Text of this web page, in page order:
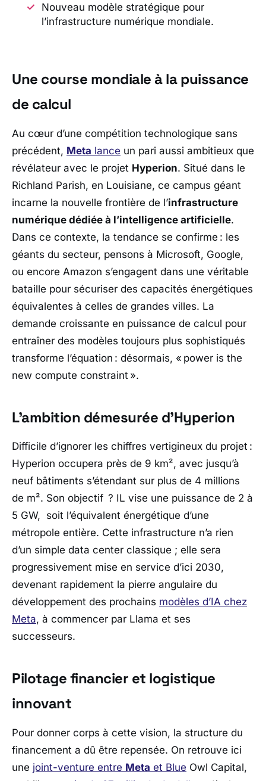
Nouveau modèle stratégique pour
l’infrastructure numérique mondiale.
Une course mondiale à la puissance
de calcul
Au cœur d’une compétition technologique sans
précédent, Meta lance un pari aussi ambitieux que
révélateur avec le projet Hyperion. Situé dans le
Richland Parish, en Louisiane, ce campus géant
incarne la nouvelle frontière de l’infrastructure
numérique dédiée à l’intelligence artificielle.
Dans ce contexte, la tendance se confirme : les
géants du secteur, pensons à Microsoft, Google,
ou encore Amazon s’engagent dans une véritable
bataille pour sécuriser des capacités énergétiques
équivalentes à celles de grandes villes. La
demande croissante en puissance de calcul pour
entraîner des modèles toujours plus sophistiqués
transforme l’équation : désormais, « power is the
new compute constraint ».
L’ambition démesurée d’Hyperion
Difficile d’ignorer les chiffres vertigineux du projet :
Hyperion occupera près de 9 km², avec jusqu’à
neuf bâtiments s’étendant sur plus de 4 millions
de m². Son objectif ? IL vise une puissance de 2 à
5 GW, soit l’équivalent énergétique d’une
métropole entière. Cette infrastructure n’a rien
d’un simple data center classique ; elle sera
progressivement mise en service d’ici 2030,
devenant rapidement la pierre angulaire du
développement des prochains modèles d’IA chez
Meta, à commencer par Llama et ses
successeurs.
Pilotage financier et logistique
innovant
Pour donner corps à cette vision, la structure du
financement a dû être repensée. On retrouve ici
une joint-venture entre Meta et Blue Owl Capital,